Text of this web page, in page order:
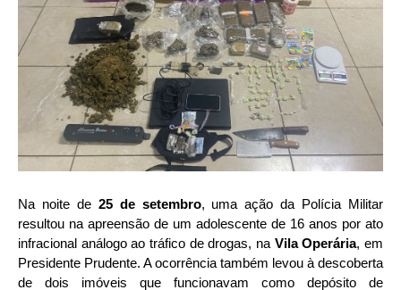
Na noite de 25 de setembro, uma ação da Polícia Militar
resultou na apreensão de um adolescente de 16 anos por ato
infracional análogo ao tráfico de drogas, na Vila Operária, em
Presidente Prudente. A ocorrência também levou à descoberta
de dois imóveis que funcionavam como depósito de